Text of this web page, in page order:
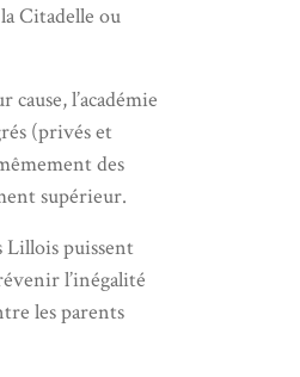
Citadelle ou
l’académie
(privés et
des
supérieur.
Lillois puissent
l’inégalité
les parents